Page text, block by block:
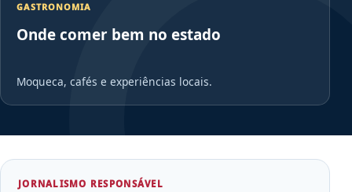
GASTRONOMIA
Onde comer bem no estado
Moqueca, cafés e experiências locais.
JORNALISMO RESPONSÁVEL